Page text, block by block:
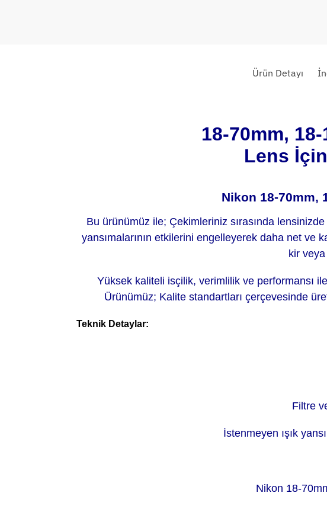
Ürün Detayı
18-70mm,
Lens İçin
Nikon 18-70mm,
Bu ürünümüz ile; Çekimleriniz sırasında
yansımalarının etkilerini engelleyerek daha net ve
kir veya
Yüksek kaliteli isçilik, verimlilik ve performansı
Ürünümüz; Kalite standartları çerçevesinde
Teknik Detaylar:
Filtre
İstenmeyen ışık
Nikon 18-